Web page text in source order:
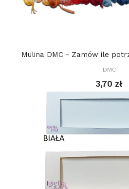
Mulina DMC - Zamów ile
DMC
3,70 zł